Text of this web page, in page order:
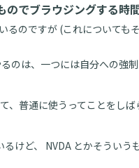
でブラウジングする時
るのですが (これについて
は、一つには自分への強
、普通に使うってことを
けど、 NVDA とかそうい